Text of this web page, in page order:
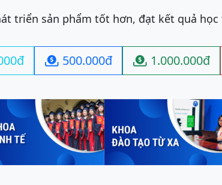
triển sản phẩm tốt hơn, đạt kết quả học
 500.000đ  1.000.000đ